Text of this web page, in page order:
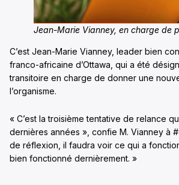
Jean-Marie Vianney, en charge de
C’est Jean-Marie Vianney, leader bien
franco-africaine d’Ottawa, qui a été
transitoire en charge de donner une
l’organisme.
« C’est la troisième tentative de relance
dernières années », confie M. Vianney à
de réflexion, il faudra voir ce qui a
bien fonctionné dernièrement. »